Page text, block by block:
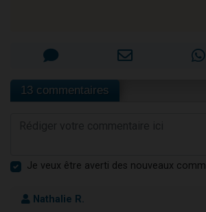
13 commentaires
Je veux être averti des nouveaux
Nathalie R.